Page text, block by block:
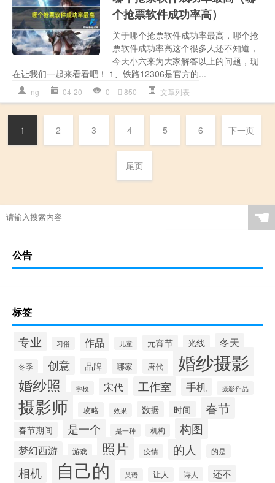
个抢票软件成功率高）
关于哪个抢票软件成功率最高，哪个抢
票软件成功率高这个很多人还不知道，
今天小六来为大家解答以上的问题，现
在让我们一起来看看吧！ 1、铁路12306是官方的...
ng 04-20 0 850 文章列表
1 2 3 4 5 6 下一页
尾页
☚
公告
标签
专业 习俗 作品 儿童 元宵节 光线 冬天
冬季 创意 品牌 哪家 唐代 婚纱摄影
婚纱照 学校 宋代 工作室 手机 摄影作品
摄影师 攻略 效果 数据 时间 春节
春节期间 是一个 是一种 机构 构图
梦幻西游 游戏 照片 疫情 的人 的是
相机 自己的 英语 让人 诗人
还不